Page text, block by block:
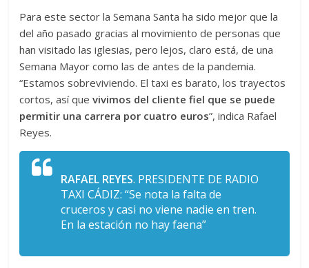
Para este sector la Semana Santa ha sido mejor que la
del año pasado gracias al movimiento de personas que
han visitado las iglesias, pero lejos, claro está, de una
Semana Mayor como las de antes de la pandemia.
“Estamos sobreviviendo. El taxi es barato, los trayectos
cortos, así quevivimos del cliente fiel que se puede
permitir una carrera por cuatro euros”, indica Rafael
Reyes.
RAFAEL REYES. PRESIDENTE DE RADIO
TAXI CÁDIZ: “Se nota la falta de
cruceros y casi no viene nadie en tren.
En la estación no hay faena”